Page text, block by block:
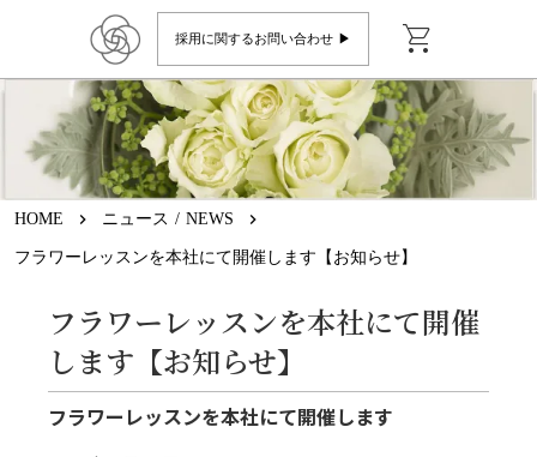
採用に関するお問い合わせ ▶︎ shopping_cart
HOME keyboard_arrow_right ニュース / NEWS keyboard_arrow_right
フラワーレッスンを本社にて開催します【お知らせ】
フラワーレッスンを本社にて開催
します【お知らせ】
フラワーレッスンを本社にて開催します